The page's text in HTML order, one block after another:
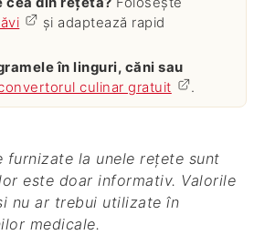
și adaptează rapid
culinar gratuit .
este doar informativ. Valorile
nu ar trebui utilizate în
medicale.